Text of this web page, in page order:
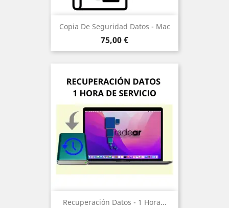
Copia De Seguridad Datos - Mac
Precio
75,00 €
Recuperación Datos - 1 Hora...